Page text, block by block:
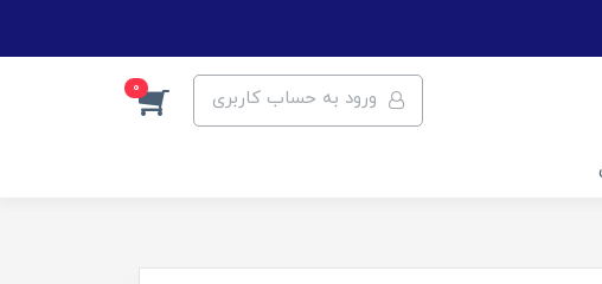
ورود به حساب کاربری 0